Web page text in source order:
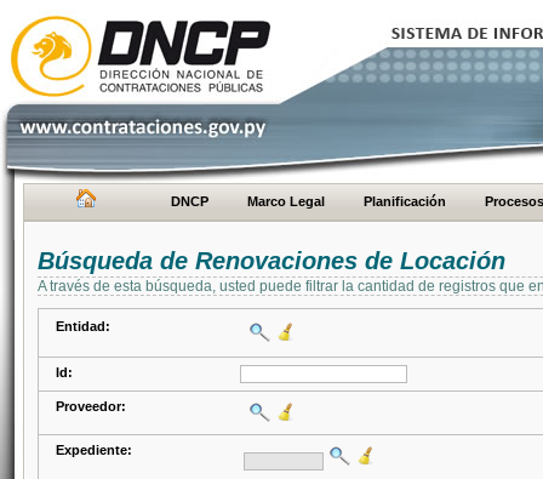
DNCP Marco Legal Planificación Procesos
Búsqueda de Renovaciones de Locación
A través de esta búsqueda, usted puede filtrar la cantidad de registros que
Entidad:
Id:
Proveedor:
Expediente: